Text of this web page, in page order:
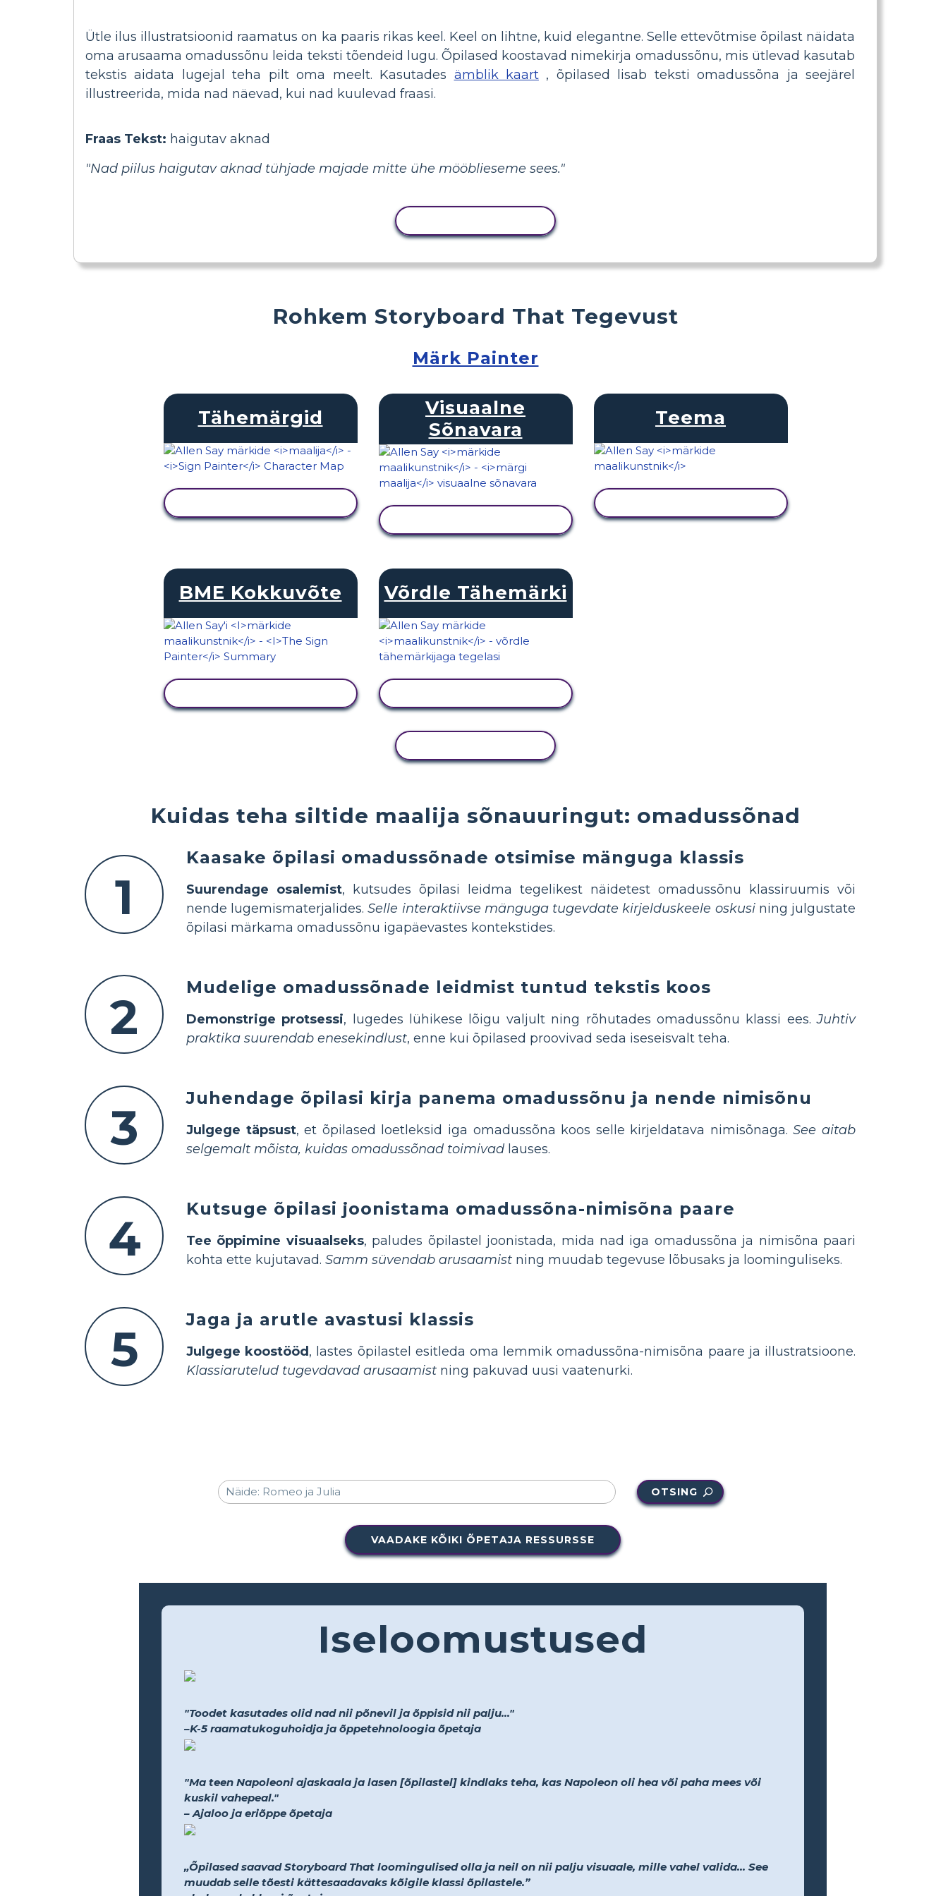
Ütle ilus illustratsioonid raamatus on ka paaris rikas keel. Keel on lihtne, kuid elegantne. Selle ettevõtmise õpilast näidata
oma arusaama omadussõnu leida teksti tõendeid lugu. Õpilased koostavad nimekirja omadussõnu, mis ütlevad kasutab
tekstis aidata lugejal teha pilt oma meelt. Kasutades ämblik kaart, õpilased lisab teksti omadussõna ja seejärel
illustreerida, mida nad näevad, kui nad kuulevad fraasi.
Fraas Tekst: haigutav aknad
"Nad piilus haigutav aknad tühjade majade mitte ühe mööblieseme sees."
Kuidas teha siltide maalija sõnauuringut: omadussõnad
1
Kaasake õpilasi omadussõnade otsimise mänguga klassis
Suurendage osalemist, kutsudes õpilasi leidma tegelikest näidetest omadussõnu klassiruumis või
nende lugemismaterjalides.Selle interaktiivse mänguga tugevdate kirjelduskeele oskusining julgustate
õpilasi märkama omadussõnu igapäevastes kontekstides.
2
Mudelige omadussõnade leidmist tuntud tekstis koos
Demonstrige protsessi, lugedes lühikese lõigu valjult ning rõhutades omadussõnu klassi ees.Juhtiv
praktika suurendab enesekindlust, enne kui õpilased proovivad seda iseseisvalt teha.
3
Juhendage õpilasi kirja panema omadussõnu ja nende nimisõnu
Julgege täpsust, et õpilased loetleksid iga omadussõna koos selle kirjeldatava nimisõnaga.See aitab
selgemalt mõista, kuidas omadussõnad toimivad lauses.
4
Kutsuge õpilasi joonistama omadussõna-nimisõna paare
Tee õppimine visuaalseks, paludes õpilastel joonistada, mida nad iga omadussõna ja nimisõna paari
kohta ette kujutavad. Samm süvendab arusaamist ning muudab tegevuse lõbusaks ja loominguliseks.
5
Jaga ja arutle avastusi klassis
Julgege koostööd, lastes õpilastel esitleda oma lemmik omadussõna-nimisõna paare ja illustratsioone.
Klassiarutelud tugevdavad arusaamist ning pakuvad uusi vaatenurki.
Rohkem Storyboard That Tegevust
Märk Painter
Tähemärgid
Visuaalne
Sõnavara
Teema
BME Kokkuvõte Võrdle Tähemärki
OTSING
VAADAKE KÕIKI ÕPETAJA RESSURSSE
Iseloomustused
"Toodet kasutades olid nad nii põnevil ja õppisid nii palju..."
–K-5 raamatukoguhoidja ja õppetehnoloogia õpetaja
"Ma teen Napoleoni ajaskaala ja lasen [õpilastel] kindlaks teha, kas Napoleon oli hea või paha mees või
kuskil vahepeal."
– Ajaloo ja eriõppe õpetaja
„Õpilased saavad Storyboard That loomingulised olla ja neil on nii palju visuaale, mille vahel valida... See
muudab selle tõesti kättesaadavaks kõigile klassi õpilastele.”